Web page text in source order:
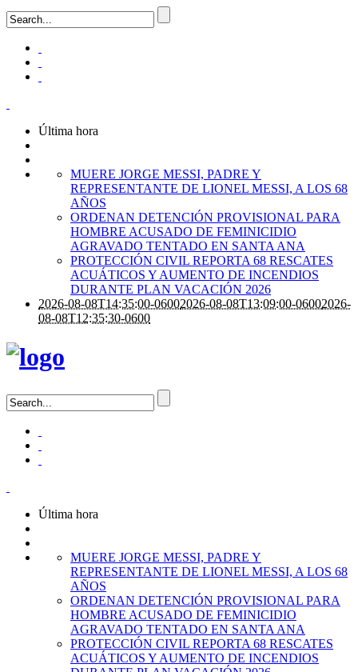
Última hora
MUERE JORGE MESSI, PADRE Y
REPRESENTANTE DE LIONEL MESSI, A LOS 68
AÑOS
ORDENAN DETENCIÓN PROVISIONAL PARA
HOMBRE ACUSADO DE FEMINICIDIO
AGRAVADO TENTADO EN SANTA ANA
PROTECCIÓN CIVIL REPORTA 68 RESCATES
ACUÁTICOS Y AUMENTO DE INCENDIOS
DURANTE PLAN VACACIÓN 2026
2026-08-08T14:35:00-06002026-08-08T13:09:00-06002026-
08-08T12:35:30-0600
Última hora
MUERE JORGE MESSI, PADRE Y
REPRESENTANTE DE LIONEL MESSI, A LOS 68
AÑOS
ORDENAN DETENCIÓN PROVISIONAL PARA
HOMBRE ACUSADO DE FEMINICIDIO
AGRAVADO TENTADO EN SANTA ANA
PROTECCIÓN CIVIL REPORTA 68 RESCATES
ACUÁTICOS Y AUMENTO DE INCENDIOS